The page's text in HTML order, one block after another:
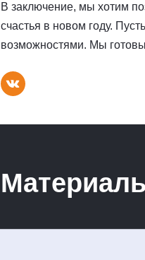
В заключение, мы хотим
счастья в новом году.
возможностями. Мы